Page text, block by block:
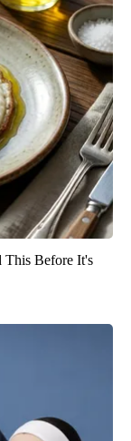
This Before It's